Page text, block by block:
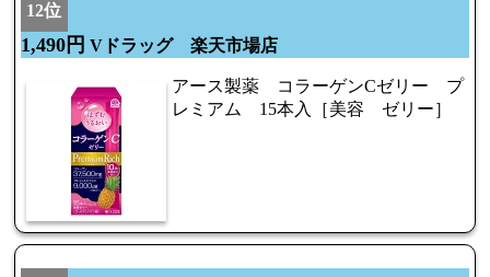
12位
1,490円 Vドラッグ 楽天市場店
アース製薬 コラーゲンCゼリー プ
レミアム 15本入［美容 ゼリー］